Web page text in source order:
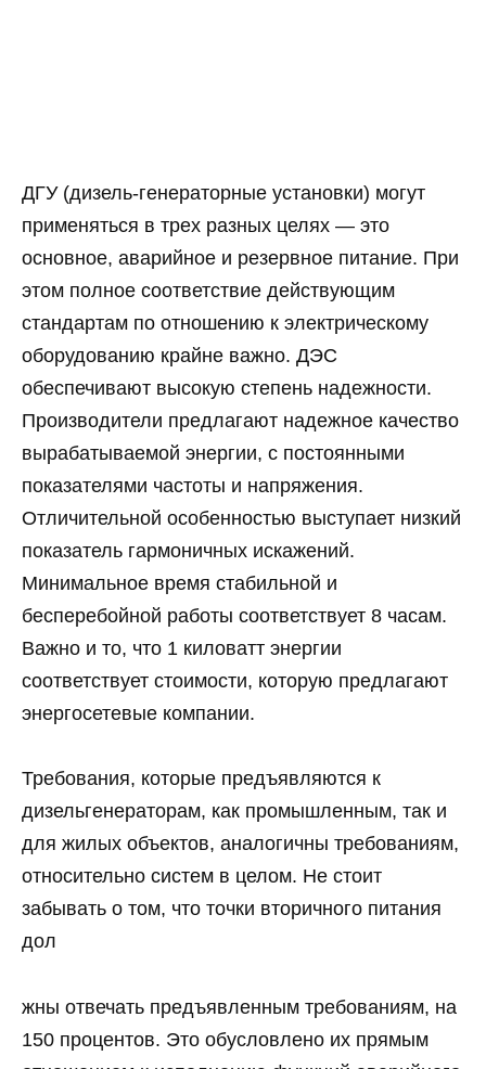
ДГУ (дизель-генераторные установки) могут
применяться в трех разных целях — это
основное, аварийное и резервное питание. При
этом полное соответствие действующим
стандартам по отношению к электрическому
оборудованию крайне важно. ДЭС
обеспечивают высокую степень надежности.
Производители предлагают надежное качество
вырабатываемой энергии, с постоянными
показателями частоты и напряжения.
Отличительной особенностью выступает низкий
показатель гармоничных искажений.
Минимальное время стабильной и
бесперебойной работы соответствует 8 часам.
Важно и то, что 1 киловатт энергии
соответствует стоимости, которую предлагают
энергосетевые компании.
Требования, которые предъявляются к
дизельгенераторам, как промышленным, так и
для жилых объектов, аналогичны требованиям,
относительно систем в целом. Не стоит
забывать о том, что точки вторичного питания
дол
жны отвечать предъявленным требованиям, на
150 процентов. Это обусловлено их прямым